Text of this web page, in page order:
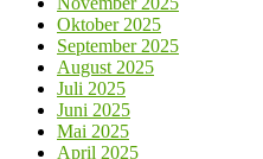
Oktober 2025
September 2025
August 2025
Juli 2025
Juni 2025
Mai 2025
April 2025